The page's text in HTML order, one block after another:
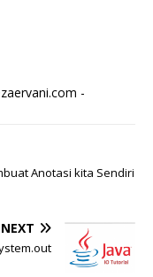
-
Anotasi kita Sendiri
NEXT